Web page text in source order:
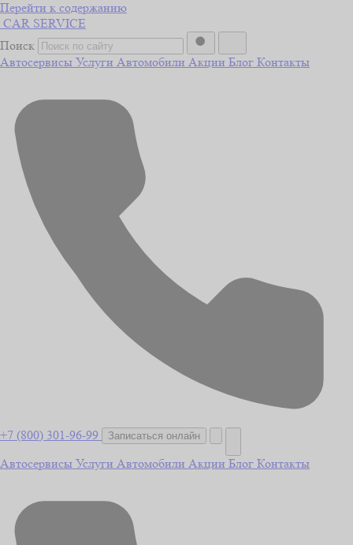
Перейти к содержанию
CAR SERVICE
Поиск
Автосервисы Услуги Автомобили Акции Блог Контакты
+7 (800) 301-96-99 Записаться онлайн
Автосервисы Услуги Автомобили Акции Блог Контакты